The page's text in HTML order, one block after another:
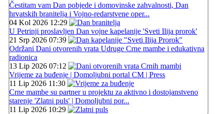
Čestitam vam Dan pobjede i domovinske zahvalnosti, Dan
hrvatskih branitelja i Vojno-redarstvene oper...
04 Kol 2026 12:29
U Petrinji proslavljen Dan vojne kapelanije 'Sveti Ilija prorok'
21 Srp 2026 07:39
Održani Dani otvorenih vrata Udruge Crne mambe i edukativna
radionica
13 Lip 2026 07:12
Vrijeme za buđenje | Domoljubni portal CM | Press
11 Lip 2026 11:30
Crne mambe su partner u projektu za aktivno i dostojanstveno
starenje 'Zlatni puls' | Domoljubni por...
11 Lip 2026 10:29